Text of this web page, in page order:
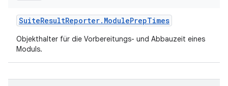
SuiteResultReporter. ModulePrepTimes
Objekthalter für die Vorbereitungs- und Abbauzeit eines
Moduls.